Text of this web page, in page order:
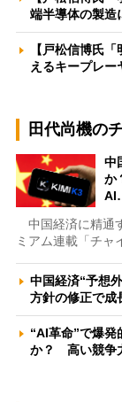
端半導体の製
【戸松信博氏
えるキープレ
田代尚機の
中
か
中国経済に精通
ミアム連載「チャ
中国経済“予想
方針の修正で
“AI革命”で爆発
か？ 高い競争